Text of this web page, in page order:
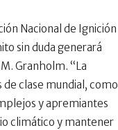
Nacional de Ignición
sin duda generará
Granholm. “La
clase mundial, como
y apremiantes
climático y mantener